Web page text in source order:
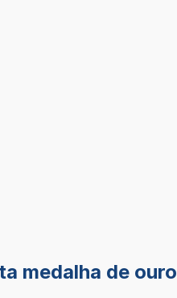
medalha de ouro